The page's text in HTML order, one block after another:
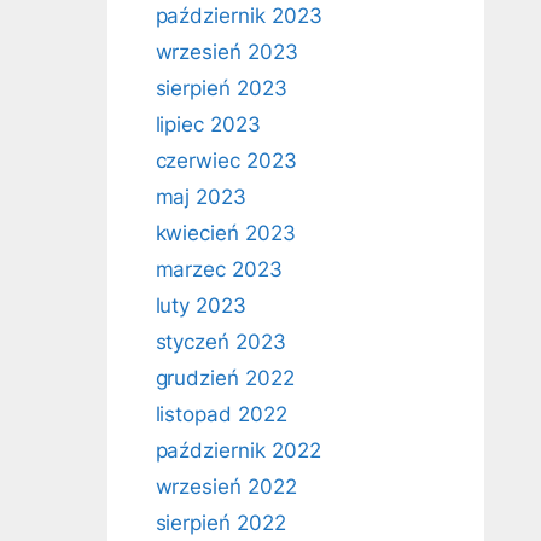
październik 2023
wrzesień 2023
sierpień 2023
lipiec 2023
czerwiec 2023
maj 2023
kwiecień 2023
marzec 2023
luty 2023
styczeń 2023
grudzień 2022
listopad 2022
październik 2022
wrzesień 2022
sierpień 2022